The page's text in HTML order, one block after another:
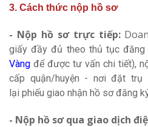
3. Cách thức nộp hồ sơ
- Nộp hồ sơ trực tiếp:
giấy đầy đủ theo thủ tục đăng
Vàng để được tư vấn chi tiết),
cấp quận/huyện - nơi đặt trụ
lại phiếu giao nhận hồ sơ đăng
- Nộp hồ sơqua giao dịch